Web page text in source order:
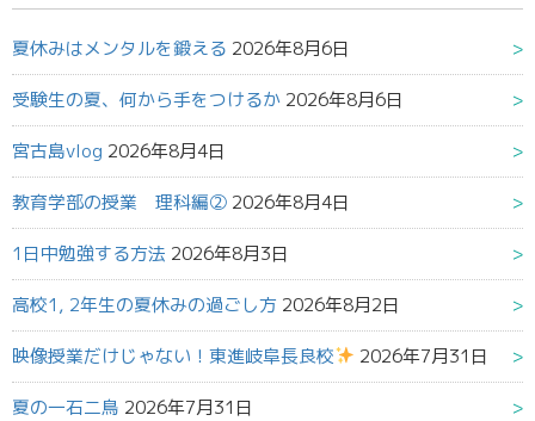
夏休みはメンタルを鍛える 2026年8月6日
受験生の夏、何から手をつけるか 2026年8月6日
宮古島vlog 2026年8月4日
教育学部の授業 理科編② 2026年8月4日
1日中勉強する方法 2026年8月3日
高校1, 2年生の夏休みの過ごし方 2026年8月2日
映像授業だけじゃない！東進岐阜長良校 2026年7月31日
夏の一石二鳥 2026年7月31日